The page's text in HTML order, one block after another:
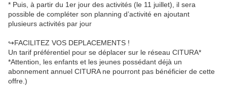
* Puis, à partir du 1er jour des activités (le 11 juillet), il sera
possible de compléter son planning d’activité en ajoutant
plusieurs activités par jour
↪️FACILITEZ VOS DEPLACEMENTS !
Un tarif préférentiel pour se déplacer sur le réseau CITURA*
*Attention, les enfants et les jeunes possédant déjà un
abonnement annuel CITURA ne pourront pas bénéficier de cette
offre.)